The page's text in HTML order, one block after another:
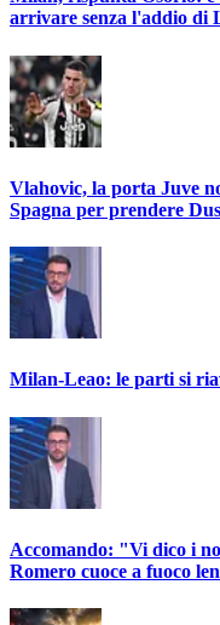
arrivare senza l'addio di
Vlahovic, la porta Juve
Spagna per prendere
Milan-Leao: le parti si
Accomando: "Vi dico i
Romero cuoce a fuoco